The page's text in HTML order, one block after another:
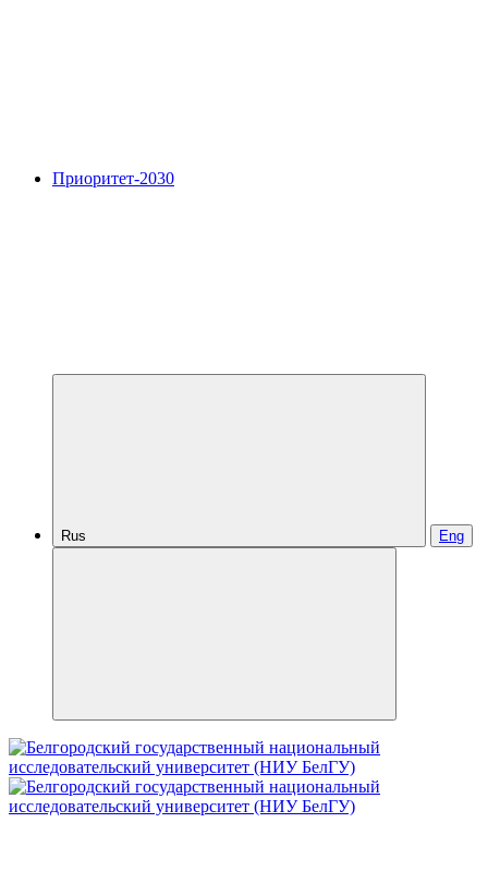
Приоритет-2030
Rus Eng